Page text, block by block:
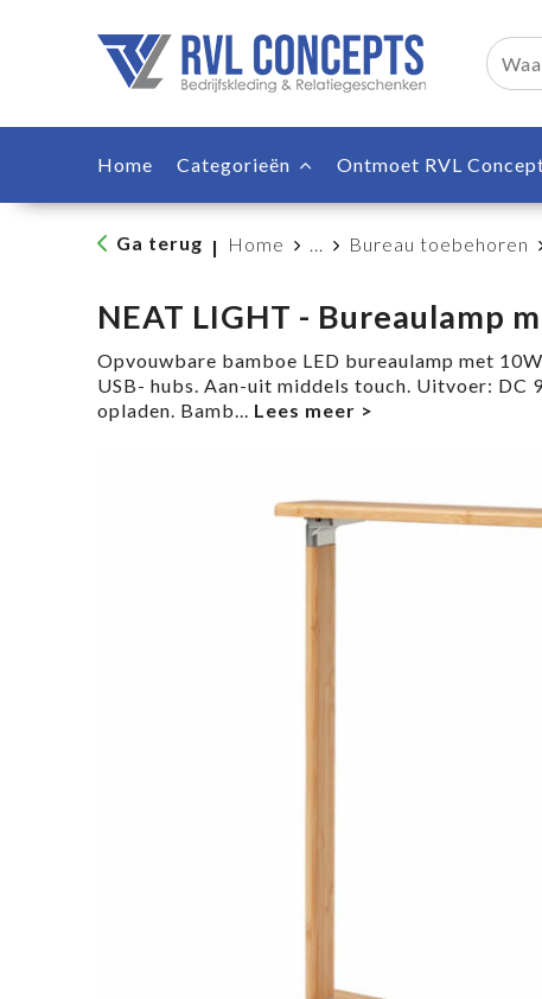
Home Categorieën Ontmoet RVL
Ga terug | Home ... Bureau toebehoren
NEAT LIGHT - Bureaulamp
Opvouwbare bamboe LED bureaulamp met
USB- hubs. Aan-uit middels touch. Uitvoer: DC
opladen. Bamb...